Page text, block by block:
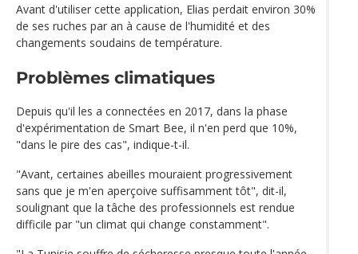
Avant d'utiliser cette application, Elias perdait environ 30%
de ses ruches par an à cause de l'humidité et des
changements soudains de température.
Problèmes climatiques
Depuis qu'il les a connectées en 2017, dans la phase
d'expérimentation de Smart Bee, il n'en perd que 10%,
"dans le pire des cas", indique-t-il.
"Avant, certaines abeilles mouraient progressivement
sans que je m'en aperçoive suffisamment tôt", dit-il,
soulignant que la tâche des professionnels est rendue
difficile par "un climat qui change constamment".